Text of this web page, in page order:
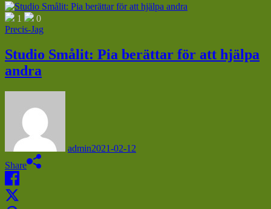
1
0
Precis-Jag
Studio Smålit: Pia berättar för att hjälpa
andra
admin2021-02-12
Share